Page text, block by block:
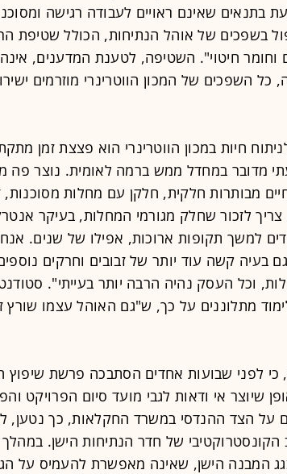
בתנאים שאינם ראויים לעבודה רגישה
בשפכים של אוהל הנתיחות, הכולל שטיפת
וחומר חיטוי". השטיפה, לטענת המדענים,
כל השפכים של המכון הווטרינרי מוזרמים
חיות במכון הווטרינרי הוא פצצת זמן
מדובר במחדל ממש ברמה לאומית. נוצר פה
מבותרות חלקית, חלקן עם מחלות מסוכנות,
צריך לזכור שחלק מגורמי המחלות, בעיקר
למשך תקופות ארוכות, אפילו של שנים.
בעיה קשה עוד יותר של זבובים וחרקים
וכל העסק נהיה הרבה יותר בעייתי".
מתלוננים על כך, ש"גם האוהל עצמו שורץ
כי לפני שבועות אחדים הסתבכה פרשת שיפוץ
שיוצר אי ודאות לגבי מועד סיום הפרויקט
על הצד ההנדסי במשרד החקלאות, כך נטען,
הקונסטרוקטיבי של חדר הנתיחות הישן.
המבנה הישן, שאינה מאפשרת להעמיס על